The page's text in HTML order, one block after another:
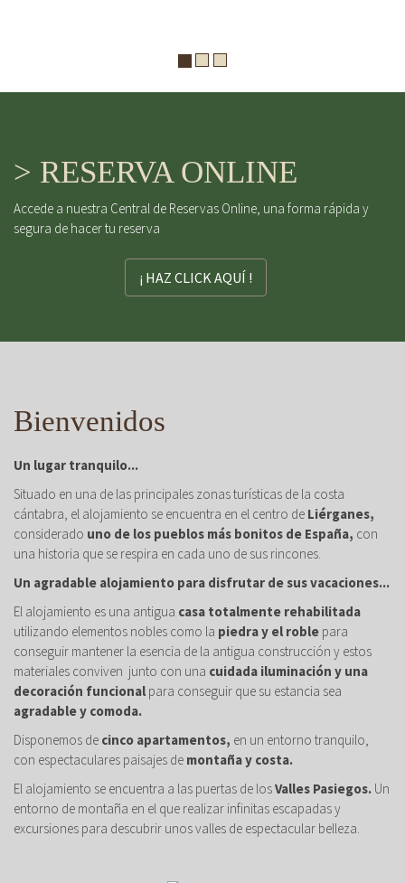
> RESERVA ONLINE
Accede a nuestra Central de Reservas Online, una forma rápida y
segura de hacer tu reserva
¡ HAZ CLICK AQUÍ !
Bienvenidos
Un lugar tranquilo...
Situado en una de las principales zonas turísticas de la costa
cántabra, el alojamiento se encuentra en el centro de Liérganes,
considerado uno de los pueblos más bonitos de España, con
una historia que se respira en cada uno de sus rincones.
Un agradable alojamiento para disfrutar de sus vacaciones...
El alojamiento es una antigua casa totalmente rehabilitada
utilizando elementos nobles como la piedra y el roble para
conseguir mantener la esencia de la antigua construcción y estos
materiales conviven junto con una cuidada iluminación y una
decoración funcional para conseguir que su estancia sea
agradable y comoda.
Disponemos de cinco apartamentos, en un entorno tranquilo,
con espectaculares paisajes de montaña y costa.
El alojamiento se encuentra a las puertas de losValles Pasiegos. Un
entorno de montaña en el que realizar infinitas escapadas y
excursiones para descubrir unos valles de espectacular belleza.